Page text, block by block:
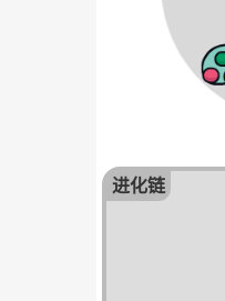
进化链